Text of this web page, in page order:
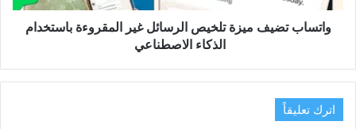
الذكاء
الاصطناعي
واتساب تضيف ميزة تلخيص الرسائل غير المقروءة باستخدام
الذكاء الاصطناعي
اترك تعليقاً